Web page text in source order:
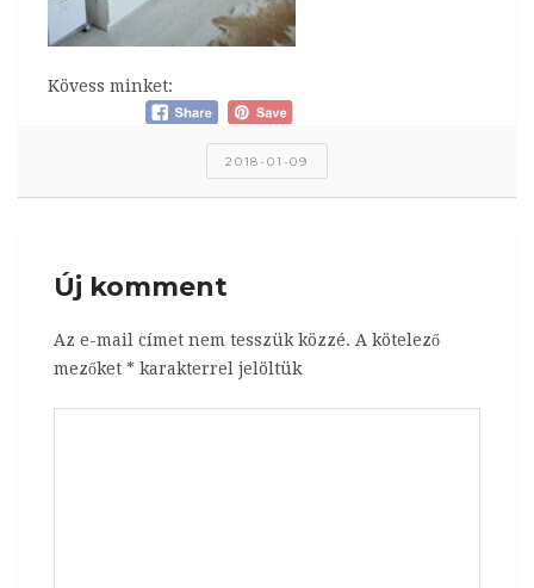
Kövess minket:
2018-01-09
Új komment
Az e-mail címet nem tesszük közzé. A kötelező
mezőket * karakterrel jelöltük